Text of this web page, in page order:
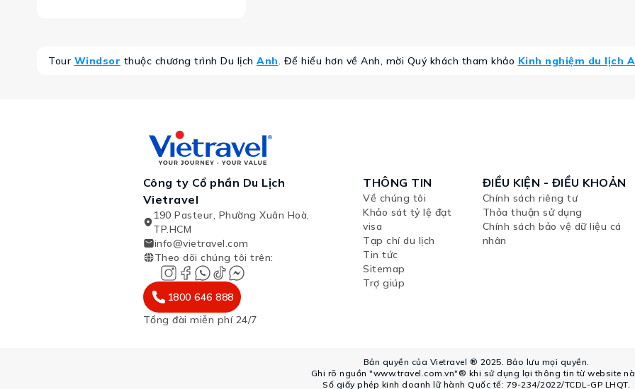
Tour Windsor thuộc chương trình Du lịch Anh. Để hiểu hơn về Anh, mời Quý khách tham khảo Kinh nghiệm du lịch
Công ty Cổ phần Du Lịch
Vietravel
190 Pasteur, Phường Xuân Hoà,
TP.HCM
info@vietravel.com
Theo dõi chúng tôi trên:
1800 646 888
Tổng đài miễn phí 24/7
THÔNG TIN
Về chúng tôi
Khảo sát tỷ lệ đạt
visa
Tạp chí du lịch
Tin tức
Sitemap
Trợ giúp
ĐIỀU KIỆN - ĐIỀU KHOẢN
Chính sách riêng tư
Thỏa thuận sử dụng
Chính sách bảo vệ dữ liệu cá
nhân
Bản quyền của Vietravel ® 2025. Bảo lưu mọi quyền.
Ghi rõ nguồn "www.travel.com.vn"® khi sử dụng lại thông tin từ website
Số giấy phép kinh doanh lữ hành Quốc tế: 79-234/2022/TCDL-GP LHQT.